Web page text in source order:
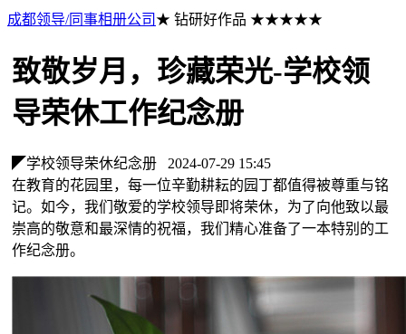
成都领导/同事相册公司 ★ 钻研好作品 ★★★★★
致敬岁月，珍藏荣光-学校领
导荣休工作纪念册
◤学校领导荣休纪念册
2024-07-29 15:45
在教育的花园里，每一位辛勤耕耘的园丁都值得被尊重与铭
记。如今，我们敬爱的学校领导即将荣休，为了向他致以最
崇高的敬意和最深情的祝福，我们精心准备了一本特别的工
作纪念册。